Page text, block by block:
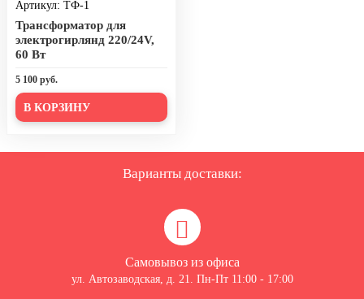
Артикул: ТФ-1
Трансформатор для
электрогирлянд 220/24V,
60 Вт
5 100 руб.
В КОРЗИНУ
Варианты доставки:
Самовывоз из офиса
ул. Автозаводская, д. 21. Пн-Пт 11:00 - 17:00